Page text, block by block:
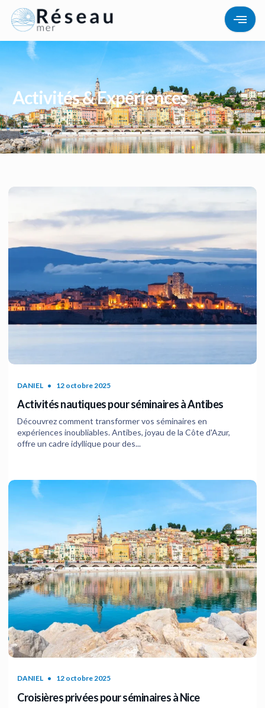
Activités & Expériences
DANIEL 12 octobre 2025
Activités nautiques pour séminaires à Antibes
Découvrez comment transformer vos séminaires en
expériences inoubliables. Antibes, joyau de la Côte d'Azur,
offre un cadre idyllique pour des...
DANIEL 12 octobre 2025
Croisières privées pour séminaires à Nice